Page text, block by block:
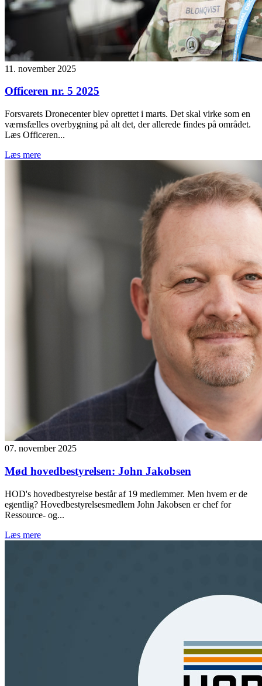
11. november 2025
Officeren nr. 5 2025
Forsvarets Dronecenter blev oprettet i marts. Det skal virke som en
værnsfælles overbygning på alt det, der allerede findes på området.
Læs Officeren...
Læs mere
07. november 2025
Mød hovedbestyrelsen: John Jakobsen
HOD's hovedbestyrelse består af 19 medlemmer. Men hvem er de
egentlig? Hovedbestyrelsesmedlem John Jakobsen er chef for
Ressource- og...
Læs mere